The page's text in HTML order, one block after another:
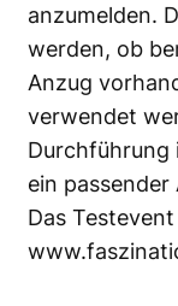
anzumelden.
werden, ob
Anzug
verwendet
Durchführung
ein
Das